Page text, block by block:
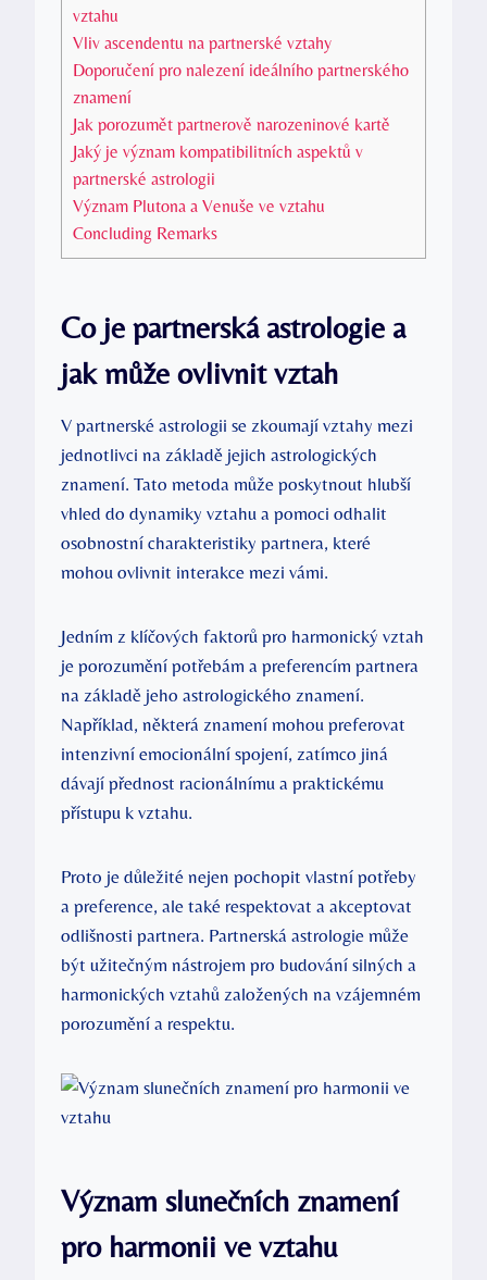
vztahu
Vliv ascendentu na partnerské vztahy
Doporučení pro nalezení ideálního partnerského
znamení
Jak porozumět partnerově narozeninové kartě
Jaký je význam kompatibilitních aspektů v
partnerské astrologii
Význam Plutona a Venuše ve vztahu
Concluding Remarks
Co je partnerská astrologie a
jak může ovlivnit vztah
V partnerské astrologii se zkoumají vztahy mezi
jednotlivci na základě jejich astrologických
znamení. Tato metoda může poskytnout hlubší
vhled do dynamiky vztahu a pomoci odhalit
osobnostní charakteristiky partnera, které
mohou ovlivnit interakce mezi vámi.
Jedním z klíčových faktorů pro harmonický vztah
je porozumění potřebám a preferencím partnera
na základě jeho astrologického znamení.
Například, některá znamení mohou preferovat
intenzivní emocionální spojení, zatímco jiná
dávají přednost racionálnímu a praktickému
přístupu k vztahu.
Proto je důležité nejen pochopit vlastní potřeby
a preference, ale také respektovat a akceptovat
odlišnosti partnera. Partnerská astrologie může
být užitečným nástrojem pro budování silných a
harmonických vztahů založených na vzájemném
porozumění a respektu.
Význam slunečních znamení
pro harmonii ve vztahu